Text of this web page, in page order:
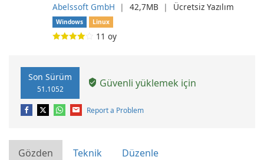
Abelssoft GmbH ❘ 42,7MB ❘ Ücretsiz Yazılım
Windows Linux
11 oy
Son Sürüm
51.1052 Güvenli yüklemek için
Report a Problem
Gözden Teknik Düzenle